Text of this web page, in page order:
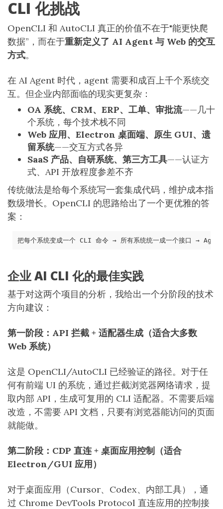
CLI 化挑战
OpenCLI 和 AutoCLI 真正的价值不在于"能更快爬
数据”，而在于重新定义了 AI Agent 与 Web 的交互
方式。
在 AI Agent 时代，agent 需要和成百上千个系统交
互。但企业内部面临的现实更复杂：
OA 系统、CRM、ERP、工单、审批流——几十
个系统，每个技术栈不同
Web 应用、Electron 桌面端、原生 GUI、遗
留系统——交互方式各异
SaaS 产品、自研系统、第三方工具——认证方
式、API 开放程度参差不齐
传统做法是给每个系统写一套集成代码，维护成本指
数级增长。OpenCLI 的思路给出了一个更优雅的答
案：
企业 AI CLI 化的最佳实践
基于对这两个项目的分析，我给出一个分阶段的技术
方向建议：
第一阶段：API 拦截 + 适配器生成（适合大多数
Web 系统）
这是 OpenCLI/AutoCLI 已经验证的路径。对于任
何有前端 UI 的系统，通过拦截浏览器网络请求，提
取内部 API，生成可复用的 CLI 适配器。不需要后端
改造，不需要 API 文档，只要有浏览器能访问的页面
就能做。
第二阶段：CDP 直连 + 桌面应用控制（适合
Electron/GUI 应用）
对于桌面应用（Cursor、Codex、内部工具），通
过 Chrome DevTools Protocol 直连应用的控制接